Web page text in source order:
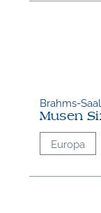
Brahms-
Musen
Europa